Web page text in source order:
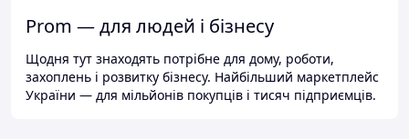
Prom — для людей і бізнесу
Щодня тут знаходять потрібне для дому, роботи,
захоплень і розвитку бізнесу. Найбільший маркетплейс
України — для мільйонів покупців і тисяч підприємців.